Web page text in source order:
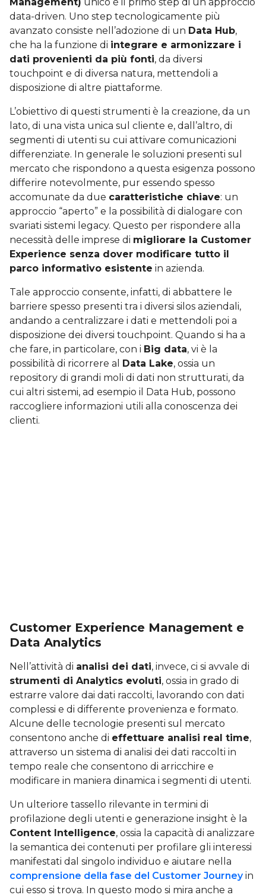
data-driven. Uno step tecnologicamente più
avanzato consiste nell’adozione di un Data Hub,
che ha la funzione di integrare e armonizzare i
dati provenienti da più fonti, da diversi
touchpoint e di diversa natura, mettendoli a
disposizione di altre piattaforme.
L’obiettivo di questi strumenti è la creazione, da un
lato, di una vista unica sul cliente e, dall’altro, di
segmenti di utenti su cui attivare comunicazioni
differenziate. In generale le soluzioni presenti sul
mercato che rispondono a questa esigenza possono
differire notevolmente, pur essendo spesso
accomunate da due caratteristiche chiave: un
approccio “aperto” e la possibilità di dialogare con
svariati sistemi legacy. Questo per rispondere alla
necessità delle imprese di migliorare la Customer
Experience senza dover modificare tutto il
parco informativo esistente in azienda.
Tale approccio consente, infatti, di abbattere le
barriere spesso presenti tra i diversi silos aziendali,
andando a centralizzare i dati e mettendoli poi a
disposizione dei diversi touchpoint. Quando si ha a
che fare, in particolare, con i Big data, vi è la
possibilità di ricorrere al Data Lake, ossia un
repository di grandi moli di dati non strutturati, da
cui altri sistemi, ad esempio il Data Hub, possono
raccogliere informazioni utili alla conoscenza dei
clienti.
Customer Experience Management e
Data Analytics
Nell’attività di analisi dei dati, invece, ci si avvale di
strumenti di Analytics evoluti, ossia in grado di
estrarre valore dai dati raccolti, lavorando con dati
complessi e di differente provenienza e formato.
Alcune delle tecnologie presenti sul mercato
consentono anche di effettuare analisi real time,
attraverso un sistema di analisi dei dati raccolti in
tempo reale che consentono di arricchire e
modificare in maniera dinamica i segmenti di utenti.
Un ulteriore tassello rilevante in termini di
profilazione degli utenti e generazione insight è la
Content Intelligence, ossia la capacità di analizzare
la semantica dei contenuti per profilare gli interessi
manifestati dal singolo individuo e aiutare nella
comprensione della fase del Customer Journeyin
cui esso si trova. In questo modo si mira anche a